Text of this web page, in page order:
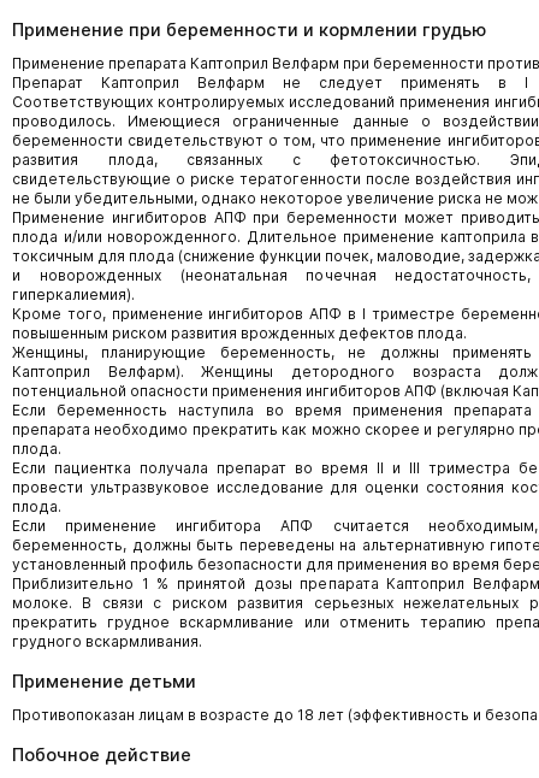
Применение при беременности и кормлении грудью
Применение препарата Каптоприл Велфарм при беременности
Препарат Каптоприл Велфарм не следует применять в I
Соответствующих контролируемых исследований применения
проводилось. Имеющиеся ограниченные данные о
беременности свидетельствуют о том, что применение
развития плода, связанных с фетотоксичностью.
свидетельствующие о риске тератогенности после воздействия
не были убедительными, однако некоторое увеличение риска не
Применение ингибиторов АПФ при беременности может
плода и/или новорожденного. Длительное применение каптоприла
токсичным для плода (снижение функции почек, маловодие,
и новорожденных (неонатальная почечная недостаточность,
гиперкалиемия).
Кроме того, применение ингибиторов АПФ в I триместре
повышенным риском развития врожденных дефектов плода.
Женщины, планирующие беременность, не должны
Каптоприл Велфарм). Женщины детородного возраста
потенциальной опасности применения ингибиторов АПФ (включая
Если беременность наступила во время применения
препарата необходимо прекратить как можно скорее и регулярно
плода.
Если пациентка получала препарат во время II и III триместра
провести ультразвуковое исследование для оценки состояния
плода.
Если применение ингибитора АПФ считается
беременность, должны быть переведены на альтернативную
установленный профиль безопасности для применения во время
Приблизительно 1 % принятой дозы препарата Каптоприл
молоке. В связи с риском развития серьезных нежелательных
прекратить грудное вскармливание или отменить терапию
грудного вскармливания.
Применение детьми
Противопоказан лицам в возрасте до 18 лет (эффективность и
Побочное действие